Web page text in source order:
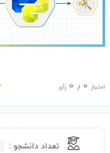
امتیاز 0 از 0 رأی
تعداد دانشجو :